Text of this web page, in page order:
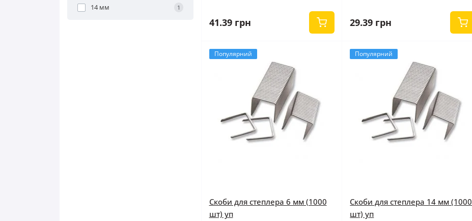
14 мм 1
41.39 грн 29.39 грн
Популярний
Скоби для степлера 6 мм (1000
шт) уп
Популярний
Скоби для степлера 14 мм (1000
шт) уп